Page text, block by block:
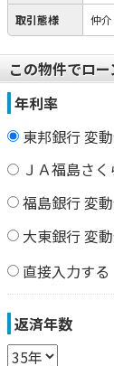
取引態様 仲介
この物件でロ
年利率
東邦銀行 変
ＪＡ福島さ
福島銀行 変
大東銀行 変
直接入力する
返済年数